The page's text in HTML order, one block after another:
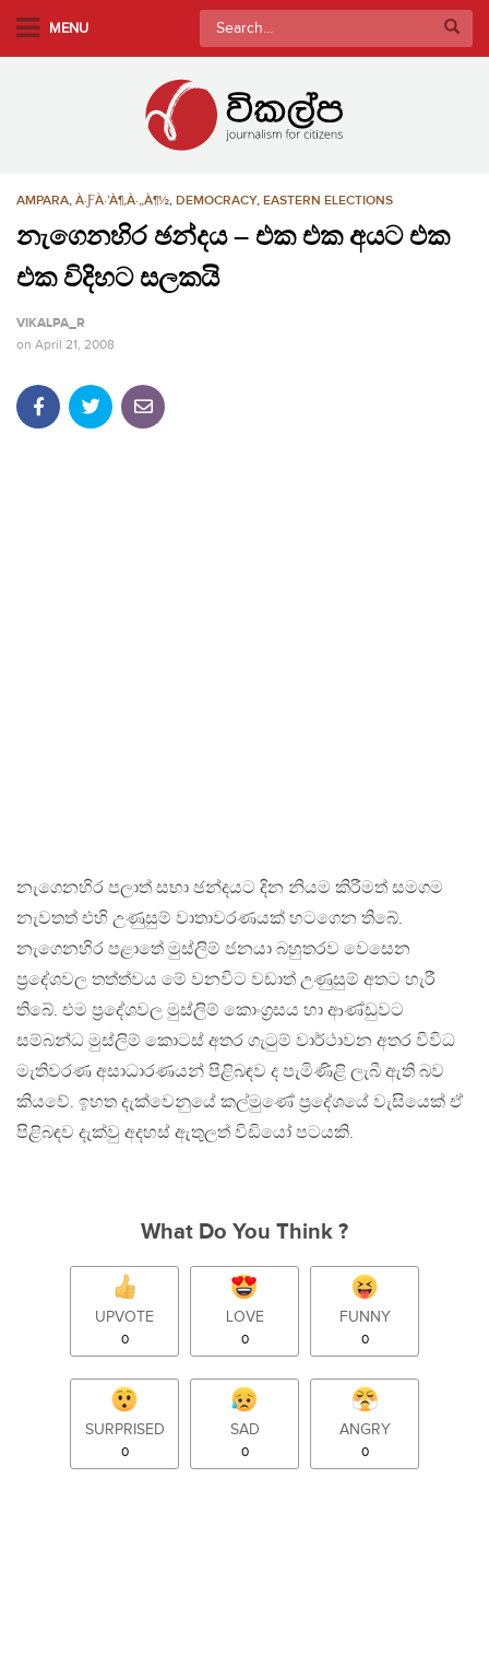
MENU
Search
for:
AMPARA, À·ƑÀ·’À¶‚À·„À¶½, DEMOCRACY, EASTERN ELECTIONS
නැගෙනහිර ඡන්දය – එක එක අයට එක
එක විදිහට සලකයි
VIKALPA_R
on April 21, 2008
නැගෙනහිර පලාත් සභා ඡන්දයට දින නියම කිරීමත් සමගම
නැවතත් එහි උණුසුම් වාතාවරණයක් හටගෙන තිබේ.
නැගෙනහිර පළාතේ මුස්ලිම් ජනයා බහුතරව වෙසෙන
ප්‍රදේශවල තත්ත්වය මේ වනවිට වඩාත් උණුසුම් අතට හැරී
තිබේ. එම ප්‍රදේශවල මුස්ලිම් කොංග්‍රසය හා ආණ්ඩුවට
සම්බන්ධ මුස්ලිම් කොටස් අතර ගැටුම් වාර්ථාවන අතර විවිධ
මැතිවරණ අසාධාරණයන් පිළිබඳව ද පැමිණිළි ලැබී ඇති බව
කියවේ. ඉහත දැක්වෙනුයේ කල්මුණේ ප්‍රදේශයේ වැසියෙක් ඒ
පිළිබඳව දැක්වු අදහස් ඇතුලත් විඩියෝ පටයකි.
What Do You Think ?
UPVOTE
0
LOVE
0
FUNNY
0
SURPRISED
0
SAD
0
ANGRY
0